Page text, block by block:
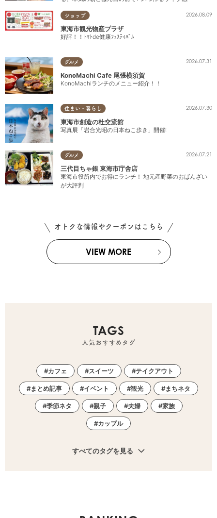
ショップ 2026.08.09
東海市観光物産プラザ
好評！！ﾄﾏﾄde健康ﾌｪｽﾃｨﾊﾞﾙ
グルメ 2026.07.31
KonoMachi Cafe 尾張横須賀
KonoMachiランチのメニュー紹介！！
住まい・暮らし 2026.07.30
東海市創造の杜交流館
写真展「岩合光昭の日本ねこ歩き」開催!
グルメ 2026.07.21
三代目ちゃ銀 東海市庁舎店
東海市役所内でお得にランチ！ 地元産野菜のおばんざい
が大評判
オトクな情報やクーポンはこちら
VIEW MORE
TAGS
人気おすすめタグ
カフェ スイーツ テイクアウト
まとめ記事 イベント 観光 まちネタ
季節ネタ 親子 夫婦 家族
カップル
すべてのタグを見る